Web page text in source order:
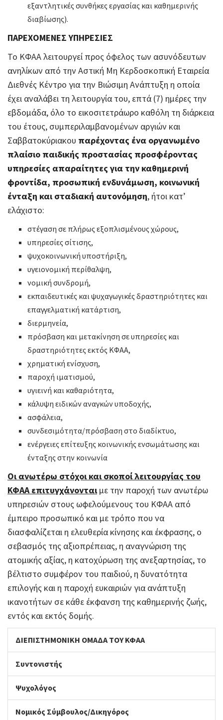
εξαντλητικές συνθήκες εργασίας και καθημερινής
διαβίωσης).
ΠΑΡΕΧΟΜΕΝΕΣ ΥΠΗΡΕΣΙΕΣ
Το ΚΦΑΑ λειτουργεί προς όφελος των ασυνόδευτων
ανηλίκων από την Αστική Μη Κερδοσκοπική Εταιρεία
Διεθνές Κέντρο για την Βιώσιμη Ανάπτυξη η οποία
έχει αναλάβει τη λειτουργία του, επτά (7) ημέρες την
εβδομάδα, όλο το εικοσιτετράωρο καθόλη τη διάρκεια
του έτους, συμπεριλαμβανομένων αργιών και
Σαββατοκύριακου παρέχοντας ένα οργανωμένο
πλαίσιο παιδικής προστασίας προσφέροντας
υπηρεσίες απαραίτητες για την καθημερινή
φροντίδα, προσωπική ενδυνάμωση, κοινωνική
ένταξη και σταδιακή αυτονόμηση, ήτοι κατ’
ελάχιστο:
στέγαση σε πλήρως εξοπλισμένους χώρους,
υπηρεσίες σίτισης,
ψυχοκοινωνική υποστήριξη,
υγειονομική περίθαλψη,
νομική συνδρομή,
εκπαιδευτικές και ψυχαγωγικές δραστηριότητες και
επαγγελματική κατάρτιση,
διερμηνεία,
πρόσβαση και μετακίνηση σε υπηρεσίες και
δραστηριότητες εκτός ΚΦΑΑ,
χρηματική ενίσχυση,
παροχή ιματισμού,
υγιεινή και καθαριότητα,
κάλυψη ειδικών αναγκών υποδοχής,
ασφάλεια,
συνδεσιμότητα/πρόσβαση στο διαδίκτυο,
ενέργειες επίτευξης κοινωνικής ενσωμάτωσης και
ένταξης στην κοινωνία
Οι ανωτέρω στόχοι και σκοποί λειτουργίας του
ΚΦΑΑ επιτυγχάνονταιμε την παροχή των ανωτέρω
υπηρεσιών στους ωφελούμενους του ΚΦΑΑ από
έμπειρο προσωπικό και με τρόπο που να
διασφαλίζεται η ελευθερία κίνησης και έκφρασης, ο
σεβασμός της αξιοπρέπειας, η αναγνώριση της
ατομικής αξίας, η κατοχύρωση της ανεξαρτησίας, το
βέλτιστο συμφέρον του παιδιού, η δυνατότητα
επιλογής και η παροχή ευκαιριών για ανάπτυξη
ικανοτήτων σε κάθε έκφανση της καθημερινής ζωής,
εντός και εκτός δομής.
ΔΙΕΠΙΣΤΗΜΟΝΙΚΗ ΟΜΑΔΑ ΤΟΥ ΚΦΑΑ
Συντονιστής
Ψυχολόγος
Νομικός Σύμβουλος/Δικηγόρος